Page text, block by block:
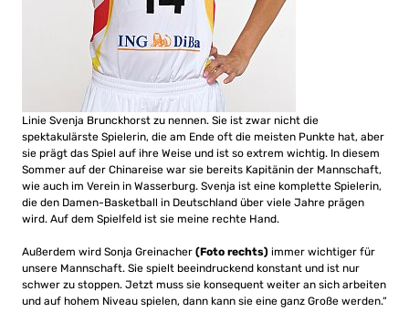
Linie Svenja Brunckhorst zu nennen. Sie ist zwar nicht die
spektakulärste Spielerin, die am Ende oft die meisten Punkte hat, aber
sie prägt das Spiel auf ihre Weise und ist so extrem wichtig. In diesem
Sommer auf der Chinareise war sie bereits Kapitänin der Mannschaft,
wie auch im Verein in Wasserburg. Svenja ist eine komplette Spielerin,
die den Damen-Basketball in Deutschland über viele Jahre prägen
wird. Auf dem Spielfeld ist sie meine rechte Hand.
Außerdem wird Sonja Greinacher (Foto rechts) immer wichtiger für
unsere Mannschaft. Sie spielt beeindruckend konstant und ist nur
schwer zu stoppen. Jetzt muss sie konsequent weiter an sich arbeiten
und auf hohem Niveau spielen, dann kann sie eine ganz Große werden.“